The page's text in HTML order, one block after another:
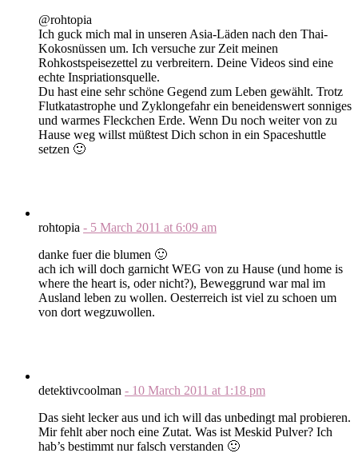
@rohtopia
Ich guck mich mal in unseren Asia-Läden nach den Thai-
Kokosnüssen um. Ich versuche zur Zeit meinen
Rohkostspeisezettel zu verbreitern. Deine Videos sind eine
echte Inspriationsquelle.
Du hast eine sehr schöne Gegend zum Leben gewählt. Trotz
Flutkatastrophe und Zyklongefahr ein beneidenswert sonniges
und warmes Fleckchen Erde. Wenn Du noch weiter von zu
Hause weg willst müßtest Dich schon in ein Spaceshuttle
setzen 🙂
rohtopia - 5 March 2011 at 6:09 am
danke fuer die blumen 🙂
ach ich will doch garnicht WEG von zu Hause (und home is
where the heart is, oder nicht?), Beweggrund war mal im
Ausland leben zu wollen. Oesterreich ist viel zu schoen um
von dort wegzuwollen.
detektivcoolman - 10 March 2011 at 1:18 pm
Das sieht lecker aus und ich will das unbedingt mal probieren.
Mir fehlt aber noch eine Zutat. Was ist Meskid Pulver? Ich
hab’s bestimmt nur falsch verstanden 🙂